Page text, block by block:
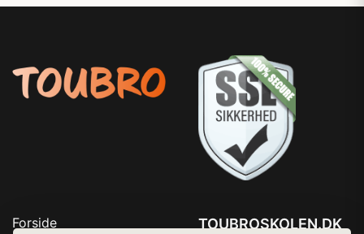
Forside
TOUBROSKOLEN.DK